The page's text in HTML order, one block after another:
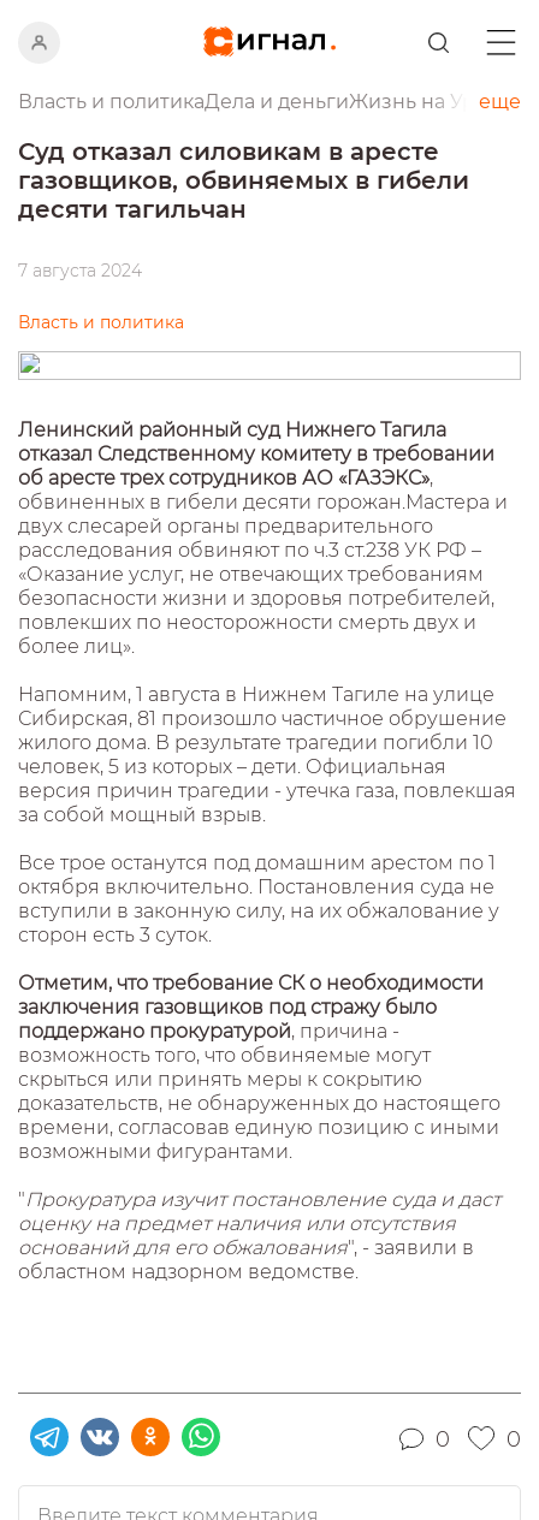
Власть и политикаДела и деньгиЖизнь на Урале
еще
Суд отказал силовикам в аресте
газовщиков, обвиняемых в гибели
десяти тагильчан
7 августа 2024
Власть и политика
Ленинский районный суд Нижнего Тагила
отказал Следственному комитету в требовании
об аресте трех сотрудников АО «ГАЗЭКС»,
обвиненных в гибели десяти горожан.Мастера и
двух слесарей органы предварительного
расследования обвиняют по ч.3 ст.238 УК РФ –
«Оказание услуг, не отвечающих требованиям
безопасности жизни и здоровья потребителей,
повлекших по неосторожности смерть двух и
более лиц».
Напомним, 1 августа в Нижнем Тагиле на улице
Сибирская, 81 произошло частичное обрушение
жилого дома. В результате трагедии погибли 10
человек, 5 из которых – дети. Официальная
версия причин трагедии - утечка газа, повлекшая
за собой мощный взрыв.
Все трое останутся под домашним арестом по 1
октября включительно. Постановления суда не
вступили в законную силу, на их обжалование у
сторон есть 3 суток.
Отметим, что требование СК о необходимости
заключения газовщиков под стражу было
поддержано прокуратурой, причина -
возможность того, что обвиняемые могут
скрыться или принять меры к сокрытию
доказательств, не обнаруженных до настоящего
времени, согласовав единую позицию с иными
возможными фигурантами.
"Прокуратура изучит постановление суда и даст
оценку на предмет наличия или отсутствия
оснований для его обжалования", - заявили в
областном надзорном ведомстве.
0 0